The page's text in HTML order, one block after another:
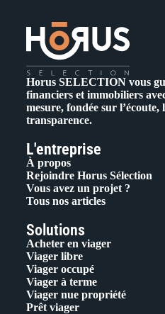
Horus SELECTION vous
financiers et immobiliers
mesure, fondée sur l’écoute,
transparence.
L'entreprise
À propos
Rejoindre Horus Sélection
Vous avez un projet ?
Tous nos articles
Solutions
Acheter en viager
Viager libre
Viager occupé
Viager à terme
Viager nue propriété
Prêt viager